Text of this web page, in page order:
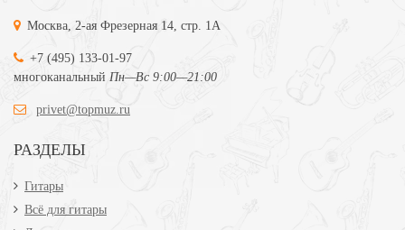
Москва, 2-ая Фрезерная 14, стр. 1А
+7 (495) 133-01-97
многоканальный Пн—Вс 9:00—21:00
privet@topmuz.ru
РАЗДЕЛЫ
Гитары
Всё для гитары